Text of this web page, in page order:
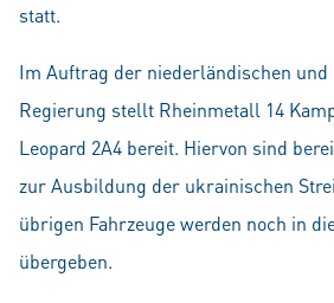
statt.
Im Auftrag der niederländischen und
Regierung stellt Rheinmetall 14
Leopard 2A4 bereit. Hiervon sind
zur Ausbildung der ukrainischen
übrigen Fahrzeuge werden noch in
übergeben.